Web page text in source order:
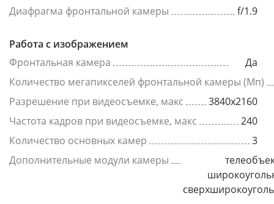
Диафрагма фронтальной камеры
f/1.9
Работа с изображением
Фронтальная камера
Да
Количество мегапикселей фронтальной камеры (Мп)
Разрешение при видеосъемке, макс
3840x2160
Частота кадров при видеосъемке, макс
240
Количество основных камер
3
Дополнительные модули камеры